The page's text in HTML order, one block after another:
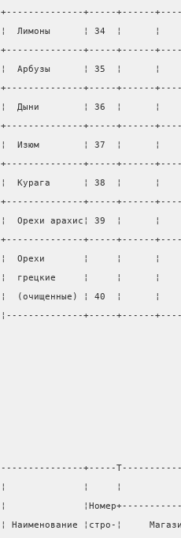
+--------------+-----+------
¦  Лимоны      ¦ 34  ¦
+--------------+-----+------
¦  Арбузы      ¦ 35  ¦
+--------------+-----+------
¦  Дыни        ¦ 36  ¦
+--------------+-----+------
¦  Изюм        ¦ 37  ¦
+--------------+-----+------
¦  Курага      ¦ 38  ¦
+--------------+-----+------
¦  Орехи арахис¦ 39  ¦
+--------------+-----+------
¦  Орехи       ¦     ¦
¦  грецкие     ¦     ¦
¦  (очищенные) ¦ 40  ¦
¦--------------+-----+------
---------------+-----
¦              ¦     ¦
¦
¦ Наименование ¦стро-¦